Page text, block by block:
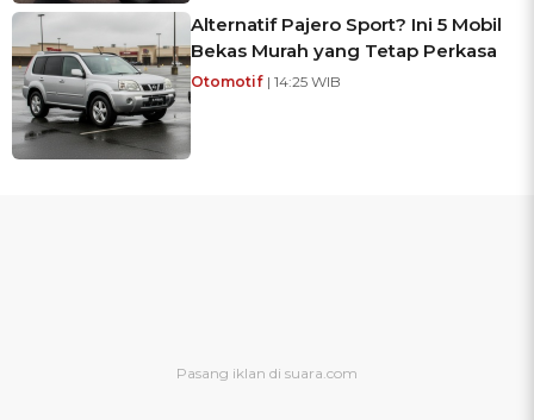
Alternatif Pajero Sport? Ini 5 Mobil
Bekas Murah yang Tetap Perkasa
Otomotif | 14:25 WIB